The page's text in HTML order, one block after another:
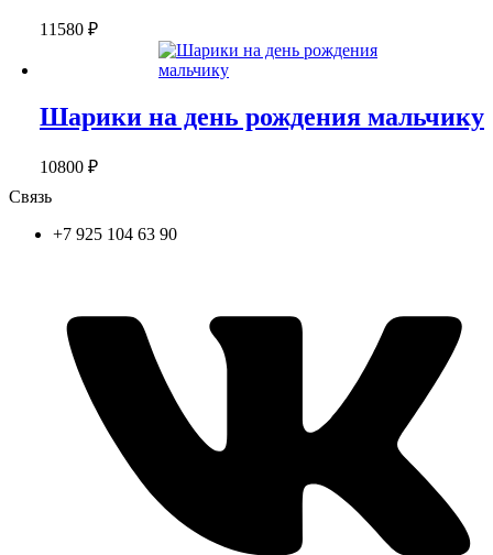
11580 ₽
Шарики на день рождения мальчику
10800 ₽
Связь
+7 925 104 63 90